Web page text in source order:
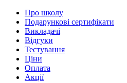
Про школу
Подарункові сертифікати
Викладачі
Відгуки
Тестування
Ціни
Оплата
Акції